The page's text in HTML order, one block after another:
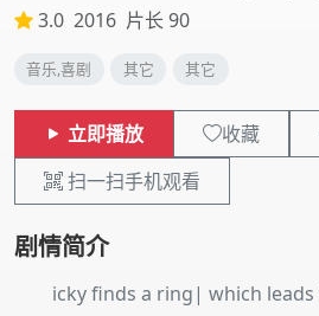
3.0 2016 片长 90
音乐,喜剧 其它 其它
立即播放 收藏
扫一扫手机观看
剧情简介
icky finds a ring| which leads